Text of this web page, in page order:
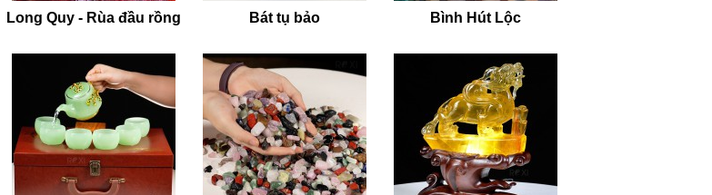
Long Quy - Rùa đầu rồng Bát tụ bảo Bình Hút Lộc